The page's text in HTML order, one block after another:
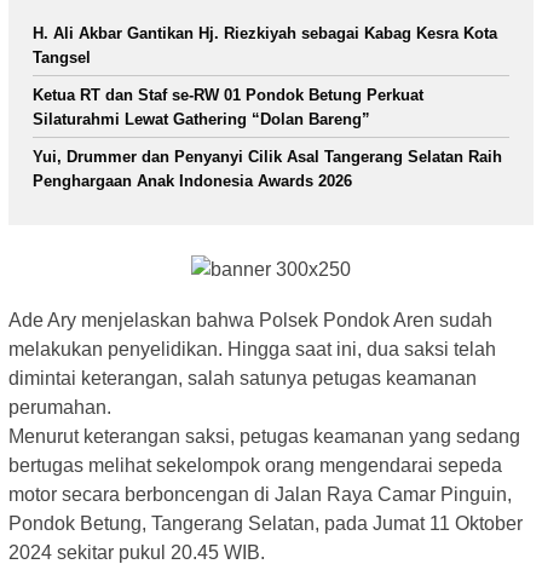
H. Ali Akbar Gantikan Hj. Riezkiyah sebagai Kabag Kesra Kota
Tangsel
Ketua RT dan Staf se-RW 01 Pondok Betung Perkuat
Silaturahmi Lewat Gathering “Dolan Bareng”
Yui, Drummer dan Penyanyi Cilik Asal Tangerang Selatan Raih
Penghargaan Anak Indonesia Awards 2026
Ade Ary menjelaskan bahwa Polsek Pondok Aren sudah
melakukan penyelidikan. Hingga saat ini, dua saksi telah
dimintai keterangan, salah satunya petugas keamanan
perumahan.
Menurut keterangan saksi, petugas keamanan yang sedang
bertugas melihat sekelompok orang mengendarai sepeda
motor secara berboncengan di Jalan Raya Camar Pinguin,
Pondok Betung, Tangerang Selatan, pada Jumat 11 Oktober
2024 sekitar pukul 20.45 WIB.